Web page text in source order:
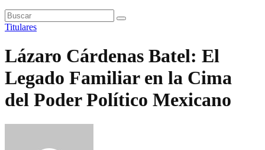
Titulares
Lázaro Cárdenas Batel: El
Legado Familiar en la Cima
del Poder Político Mexicano